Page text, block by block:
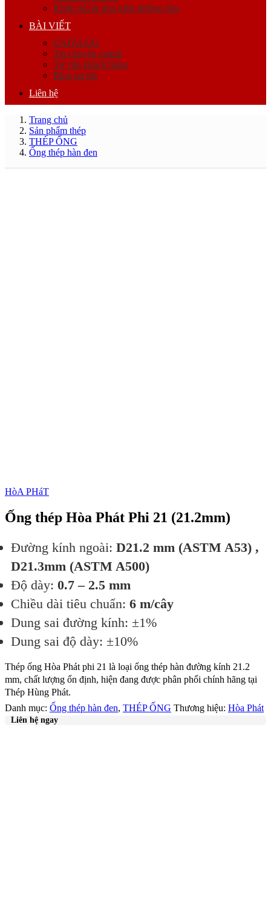
Khớp nối & phụ kiện đường ống
BÀI VIẾT
CATALOG
Tin chuyên ngành
Tư vấn khách hàng
Blog tin tức
Liên hệ
Trang chủ
Sản phẩm thép
THÉP ỐNG
Ống thép hàn đen
HòA PHáT
Ống thép Hòa Phát Phi 21 (21.2mm)
Đường kính ngoài: D21.2 mm (ASTM A53) ,
D21.3mm (ASTM A500)
Độ dày: 0.7 – 2.5 mm
Chiều dài tiêu chuẩn: 6 m/cây
Dung sai đường kính: ±1%
Dung sai độ dày: ±10%
Thép ống Hòa Phát phi 21 là loại ống thép hàn đường kính 21.2
mm, chất lượng ổn định, hiện đang được phân phối chính hãng tại
Thép Hùng Phát.
Danh mục: Ống thép hàn đen, THÉP ỐNG Thương hiệu: Hòa Phát
Liên hệ ngay